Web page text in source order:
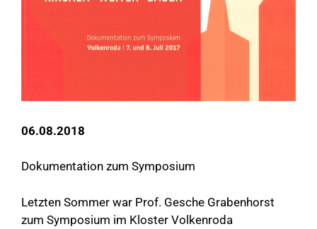
06.08.2018
Dokumentation zum Symposium
Letzten Sommer war Prof. Gesche Grabenhorst
zum Symposium im Kloster Volkenroda